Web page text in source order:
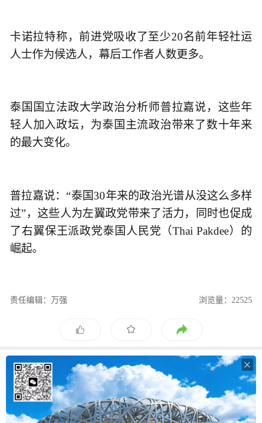
卡诺拉特称，前进党吸收了至少20名前年轻社运
人士作为候选人，幕后工作者人数更多。
泰国国立法政大学政治分析师普拉嘉说，这些年
轻人加入政坛，为泰国主流政治带来了数十年来
的最大变化。
普拉嘉说：“泰国30年来的政治光谱从没这么多样
过”，这些人为左翼政党带来了活力，同时也促成
了右翼保王派政党泰国人民党（Thai Pakdee）的
崛起。
责任编辑：万强 浏览量：22525
